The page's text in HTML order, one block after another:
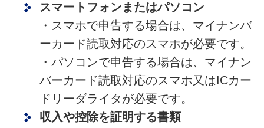
スマートフォンまたはパソコン
・スマホで申告する場合は、マイナンバ
ーカード読取対応のスマホが必要です。
・パソコンで申告する場合は、マイナン
バーカード読取対応のスマホ又はICカー
ドリーダライタが必要です。
収入や控除を証明する書類